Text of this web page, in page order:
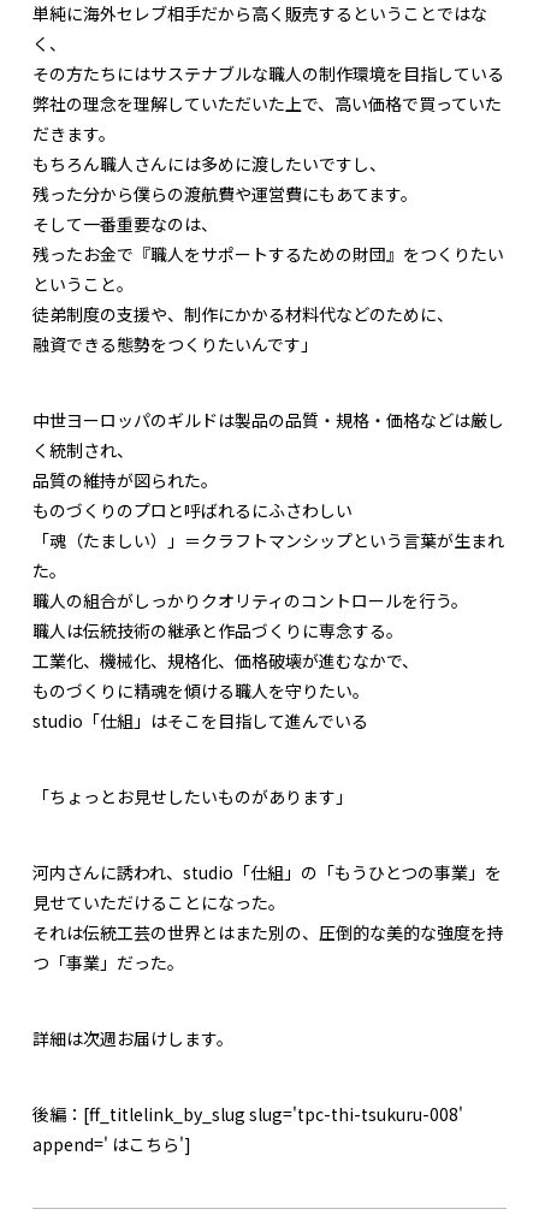
単純に海外セレブ相手だから高く販売するということではな
く、
その方たちにはサステナブルな職人の制作環境を目指している
弊社の理念を理解していただいた上で、高い価格で買っていた
だきます。
もちろん職人さんには多めに渡したいですし、
残った分から僕らの渡航費や運営費にもあてます。
そして一番重要なのは、
残ったお金で『職人をサポートするための財団』をつくりたい
ということ。
徒弟制度の支援や、制作にかかる材料代などのために、
融資できる態勢をつくりたいんです」
中世ヨーロッパのギルドは製品の品質・規格・価格などは厳し
く統制され、
品質の維持が図られた。
ものづくりのプロと呼ばれるにふさわしい
「魂（たましい）」＝クラフトマンシップという言葉が生まれ
た。
職人の組合がしっかりクオリティのコントロールを行う。
職人は伝統技術の継承と作品づくりに専念する。
工業化、機械化、規格化、価格破壊が進むなかで、
ものづくりに精魂を傾ける職人を守りたい。
studio「仕組」はそこを目指して進んでいる
「ちょっとお見せしたいものがあります」
河内さんに誘われ、studio「仕組」の「もうひとつの事業」を
見せていただけることになった。
それは伝統工芸の世界とはまた別の、圧倒的な美的な強度を持
つ「事業」だった。
詳細は次週お届けします。
後編：[ff_titlelink_by_slug slug='tpc-thi-tsukuru-008'
append=' はこちら']